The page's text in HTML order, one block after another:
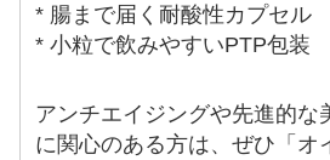
* 腸まで届く耐酸性カプセル
* 小粒で飲みやすいPTP包装
アンチエイジングや先進的な
に関心のある方は、ぜひ「オ